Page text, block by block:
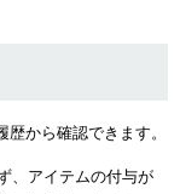
から確認できます。
、アイテムの付与が